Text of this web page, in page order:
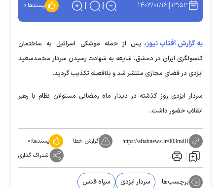
۱۳:۵۳ ۱۴۰۳/۰۱/۱۶ پسندها:۰
به گزارش آفتاب نیوز، پس از حمله موشکی اسرائیل به ساختمان
کنسولگری ایران در دمشق، شایعه به شهادت رسیدن سردار محمدسعید
ایزدی در فضای مجازی منتشر شد و بلافصله تکذیب گردید.
سردار ایزدی روز گذشته در دیدار ماه رمضانی مسئولان نظام با رهبر
انقلاب حضور داشت.
https://aftabnews.ir/003mdH گزارش خطا پسندها:۰
اشتراک گذاری
برچسب‌ها: سردار ایزدی سپاه قدس